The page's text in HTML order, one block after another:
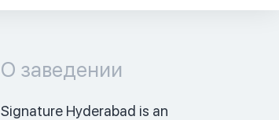
О заведении
Signature Hyderabad is an